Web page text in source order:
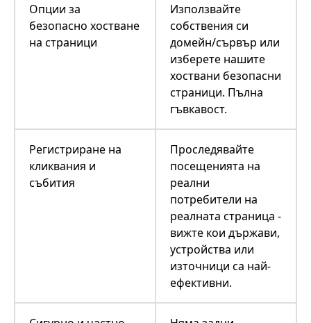
Опции за
безопасно хостване
на страници
Използвайте
собствения си
домейн/сървър или
изберете нашите
хоствани безопасни
страници. Пълна
гъвкавост.
Регистриране на
кликвания и
събития
Проследявайте
посещенията на
реални
потребители на
реалната страница -
вижте кои държави,
устройства или
източници са най-
ефективни.